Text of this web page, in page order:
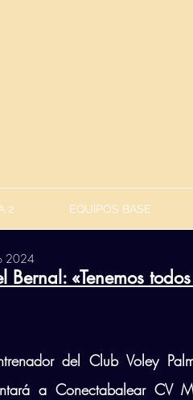
2 EQUIPOS BASE
2024
Bernal: «Tenemos
del Club Voley
a Conectabalear